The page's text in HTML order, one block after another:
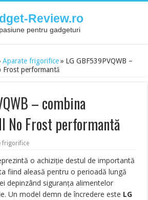
Review.ro
pentru gadgeturi
Aparate frigorifice » LG GBF539PVQWB –
Frost performantă
– combina
Frost performantă
frigorifice
o achiziție destul de importantă
fiind aleasă pentru o perioadă lungă
depinzând siguranța alimentelor
Un model demn de încredere este LG